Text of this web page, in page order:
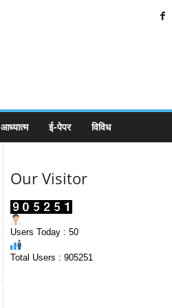
आध्यात्म ई-पेपर विविध
Our Visitor
Users Today : 50
Total Users : 905251